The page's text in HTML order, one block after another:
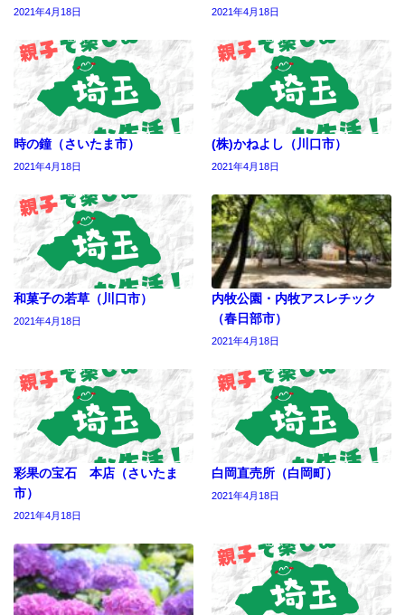
2021年4月18日 2021年4月18日
時の鐘（さいたま市）
2021年4月18日
(株)かねよし（川口市）
2021年4月18日
和菓子の若草（川口市）
2021年4月18日
内牧公園・内牧アスレチック
（春日部市）
2021年4月18日
彩果の宝石 本店（さいたま
市）
2021年4月18日
白岡直売所（白岡町）
2021年4月18日